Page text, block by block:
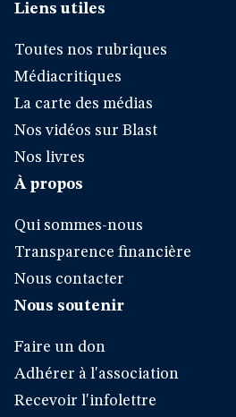
Liens utiles
Toutes nos rubriques
Médiacritiques
La carte des médias
Nos vidéos sur Blast
Nos livres
À propos
Qui sommes-nous
Transparence financière
Nous contacter
Nous soutenir
Faire un don
Adhérer à l'association
Recevoir l'infolettre